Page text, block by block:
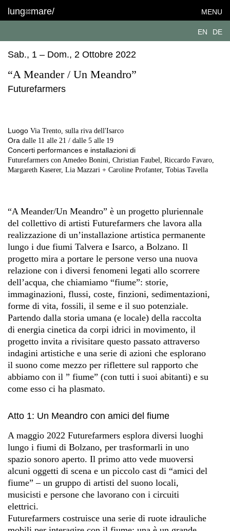
lung mare/ MENU
EN DE
Sab., 1 – Dom., 2 Ottobre 2022
“A Meander / Un Meandro”
Futurefarmers
Luogo Via Trento, sulla riva dell'Isarco
Ora dalle 11 alle 21 / dalle 5 alle 19
Concerti performances e installazioni di
Futurefarmers con Amedeo Bonini, Christian Faubel, Riccardo Favaro,
Margareth Kaserer, Lia Mazzari + Caroline Profanter, Tobias Tavella
“A Meander/Un Meandro” è un progetto pluriennale
del collettivo di artisti Futurefarmers che lavora alla
realizzazione di un’installazione artistica permanente
lungo i due fiumi Talvera e Isarco, a Bolzano. Il
progetto mira a portare le persone verso una nuova
relazione con i diversi fenomeni legati allo scorrere
dell’acqua, che chiamiamo “fiume”: storie,
immaginazioni, flussi, coste, finzioni, sedimentazioni,
forme di vita, fossili, il seme e il suo potenziale.
Partendo dalla storia umana (e locale) della raccolta
di energia cinetica da corpi idrici in movimento, il
progetto invita a rivisitare questo passato attraverso
indagini artistiche e una serie di azioni che esplorano
il suono come mezzo per riflettere sul rapporto che
abbiamo con il ” fiume” (con tutti i suoi abitanti) e su
come esso ci ha plasmato.
Atto 1: Un Meandro con amici del fiume
A maggio 2022 Futurefarmers esplora diversi luoghi
lungo i fiumi di Bolzano, per trasformarli in uno
spazio sonoro aperto. Il primo atto vede muoversi
alcuni oggetti di scena e un piccolo cast di “amici del
fiume” – un gruppo di artisti del suono locali,
musicisti e persone che lavorano con i circuiti
elettrici.
Futurefarmers costruisce una serie di ruote idrauliche